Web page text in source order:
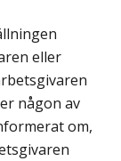
eller
någon av
om,